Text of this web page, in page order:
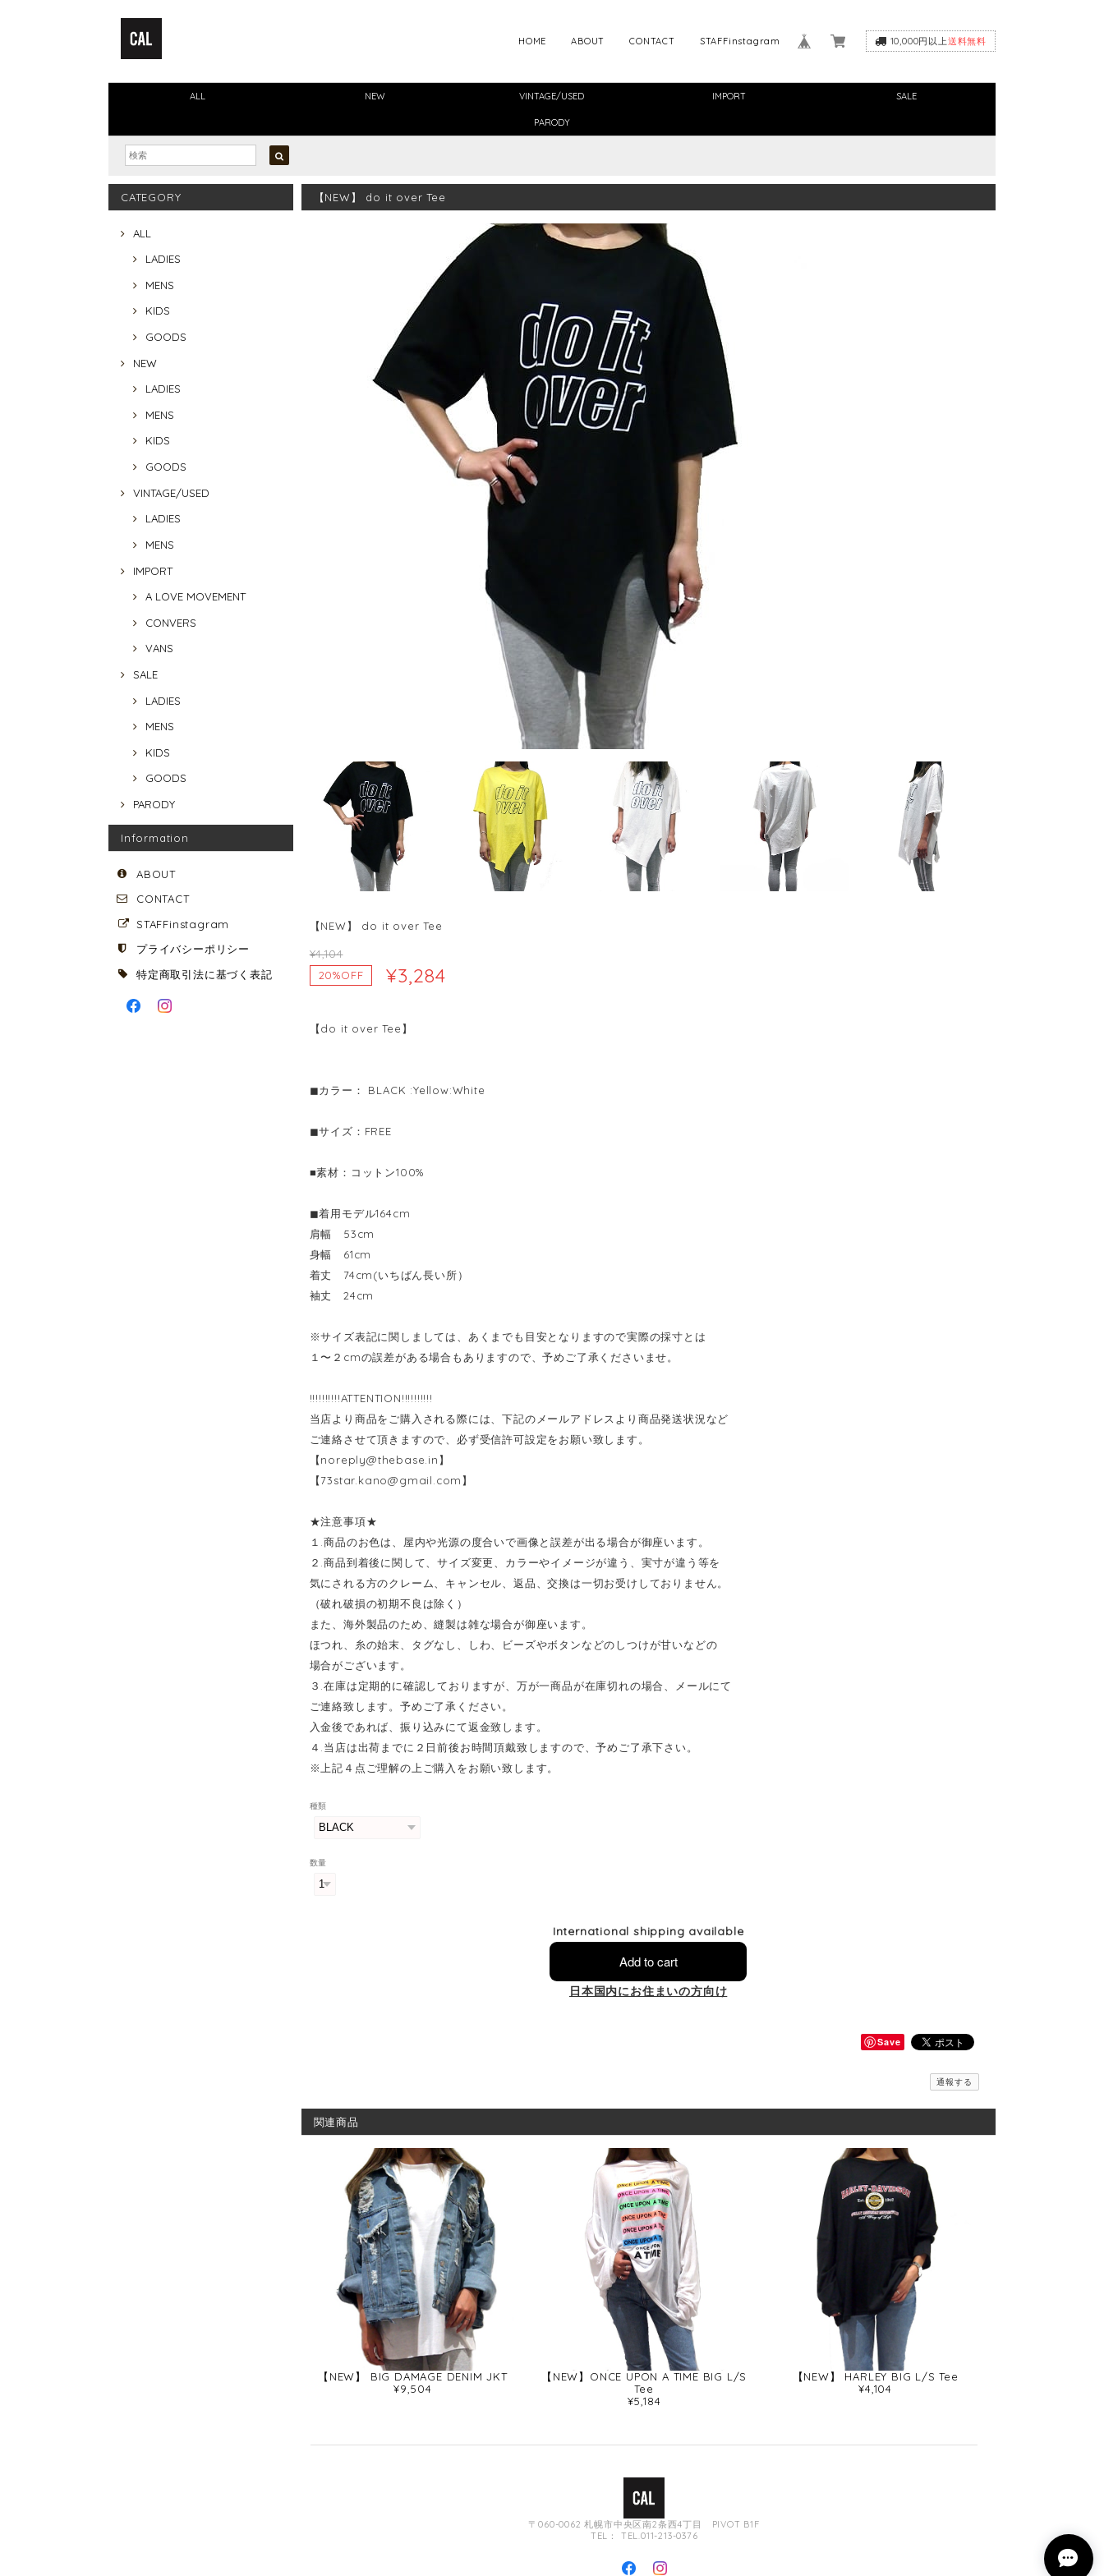
10,000円以上送料無料
STAFFinstagram
CONTACT
ABOUT
HOME
ALL NEW VINTAGE/USED IMPORT SALE
PARODY
CATEGORY
ALL
LADIES
MENS
KIDS
GOODS
NEW
LADIES
MENS
KIDS
GOODS
VINTAGE/USED
LADIES
MENS
IMPORT
A LOVE MOVEMENT
CONVERS
VANS
SALE
LADIES
MENS
KIDS
GOODS
PARODY
Information
ABOUT
CONTACT
STAFFinstagram
プライバシーポリシー
特定商取引法に基づく表記
【NEW】 do it over Tee
【NEW】 do it over Tee
¥4,104
20%OFF
¥3,284
【do it over Tee】
◼︎カラー： BLACK :Yellow:White
◼︎サイズ：FREE
■素材：コットン100%
◼︎着用モデル164cm
肩幅 53cm
身幅 61cm
着丈 74cm(いちばん長い所）
袖丈 24cm
※サイズ表記に関しましては、あくまでも目安となりますので実際の採寸とは
１〜２cmの誤差がある場合もありますので、予めご了承くださいませ。
!!!!!!!!!!ATTENTION!!!!!!!!!!
当店より商品をご購入される際には、下記のメールアドレスより商品発送状況など
ご連絡させて頂きますので、必ず受信許可設定をお願い致します。
【noreply@thebase.in】
【73star.kano@gmail.com】
★注意事項★
１.商品のお色は、屋内や光源の度合いで画像と誤差が出る場合が御座います。
２.商品到着後に関して、サイズ変更、カラーやイメージが違う、実寸が違う等を
気にされる方のクレーム、キャンセル、返品、交換は一切お受けしておりません。
（破れ破損の初期不良は除く）
また、海外製品のため、縫製は雑な場合が御座います。
ほつれ、糸の始末、タグなし、しわ、ビーズやボタンなどのしつけが甘いなどの
場合がございます。
３.在庫は定期的に確認しておりますが、万が一商品が在庫切れの場合、メールにて
ご連絡致します。予めご了承ください。
入金後であれば、振り込みにて返金致します。
４.当店は出荷までに２日前後お時間頂戴致しますので、予めご了承下さい。
※上記４点ご理解の上ご購入をお願い致します。
種類
数量
International shipping available
Add to cart
日本国内にお住まいの方向け
Save
通報する
関連商品
【NEW】 BIG DAMAGE DENIM JKT
¥9,504
【NEW】ONCE UPON A TIME BIG L/S
Tee
¥5,184
【NEW】 HARLEY BIG L/S Tee
¥4,104
〒060-0062 札幌市中央区南2条西4丁目 PIVOT B1F
TEL： TEL.011-213-0376